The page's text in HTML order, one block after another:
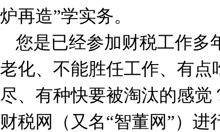
炉再造”学实务。
您是已经参加财税工作多
老化、不能胜任工作、有
尽、有种快要被淘汰的感
财税网（又名“智董网”）